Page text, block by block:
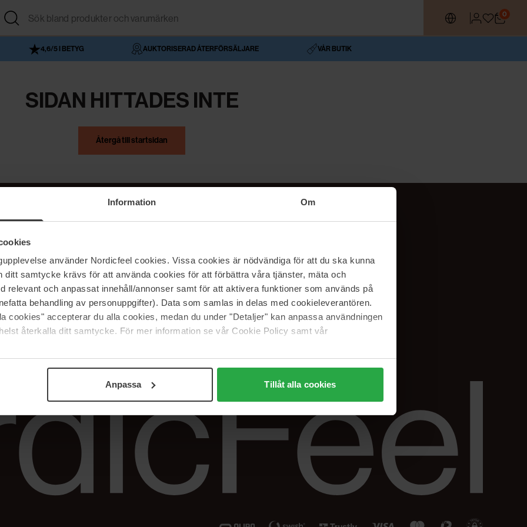
Information Om
använder Nordicfeel cookies. Vissa cookies är nödvändiga för att du ska kunna
ditt samtycke krävs för att använda cookies för att förbättra våra tjänster, mäta och
relevant och anpassat innehåll/annonser samt för att aktivera funktioner som används på
behandling av personuppgifter). Data som samlas in delas med cookieleverantören.
cookies" accepterar du alla cookies, medan du under "Detaljer" kan anpassa användningen
återkalla ditt samtycke. För mer information se vår Cookie Policy samt vår
Anpassa Tillåt alla cookies
0
4,6/5 I BETYG AUKTORISERAD ÅTERFÖRSÄLJARE VÅR BUTIK
SIDAN HITTADES INTE
Återgå till startsidan
NordicFeel
Vår butik
Våra varumärken
Jobba hos oss
Samarbeta med oss
The Beauty Edit
Hjälp
FAQ
Spåra min beställning
Returer &
reklamationer
Följ oss
Facebook
Instagram
Linkedin